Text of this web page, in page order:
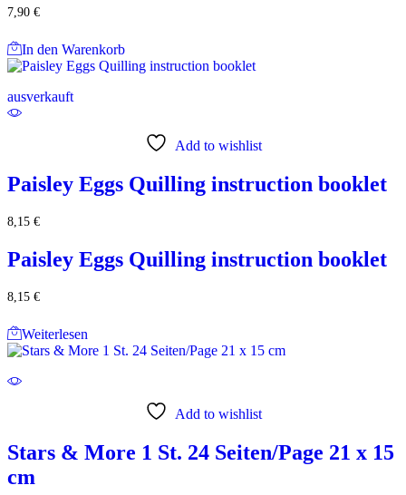
7,90 €
In den Warenkorb
ausverkauft
Add to wishlist
Paisley Eggs Quilling instruction booklet
8,15 €
Paisley Eggs Quilling instruction booklet
8,15 €
Weiterlesen
Add to wishlist
Stars & More 1 St. 24 Seiten/Page 21 x 15
cm